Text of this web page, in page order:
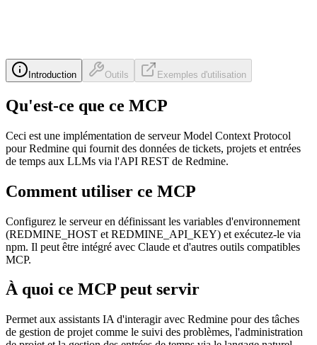
Introduction Outils Exemples d'utilisation
Qu'est-ce que ce MCP
Ceci est une implémentation de serveur Model Context Protocol
pour Redmine qui fournit des données de tickets, projets et entrées
de temps aux LLMs via l'API REST de Redmine.
Comment utiliser ce MCP
Configurez le serveur en définissant les variables d'environnement
(REDMINE_HOST et REDMINE_API_KEY) et exécutez-le via
npm. Il peut être intégré avec Claude et d'autres outils compatibles
MCP.
À quoi ce MCP peut servir
Permet aux assistants IA d'interagir avec Redmine pour des tâches
de gestion de projet comme le suivi des problèmes, l'administration